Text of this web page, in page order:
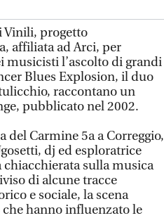
Vinili, progetto
affiliata ad Arci, per
musicisti l’ascolto di grandi
Blues Explosion, il duo
raccontano un
pubblicato nel 2002.
del Carmine 5a a Correggio,
dj ed esploratrice
sulla musica
di alcune tracce
e sociale, la scena
che hanno influenzato le